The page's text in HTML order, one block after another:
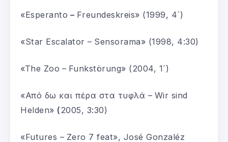
«Esperanto – Freundeskreis» (1999, 4´)
«Star Escalator – Sensorama» (1998, 4:30)
«The Zoo – Funkstörung» (2004, 1´)
«Από δω και πέρα στα τυφλά – Wir sind
Helden» (2005, 3:30)
«Futures – Zero 7 feat», José Gonzaléz